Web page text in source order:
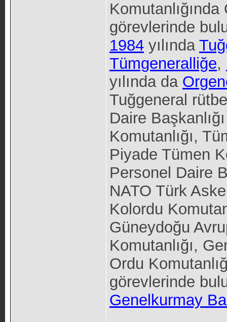
görevlerinde
1984yılında
Tümgeneralliğe,
yılında da
Tuğgeneral
Daire
Komutanlığı,
Piyade Tümen
Personel Daire
NATO Türk
Kolordu
Güneydoğu
Komutanlığı,
Ordu
görevlerinde
Genelkurmay